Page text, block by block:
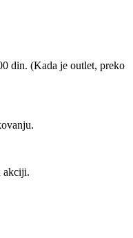
din. (Kada je outlet, preko
akciji.